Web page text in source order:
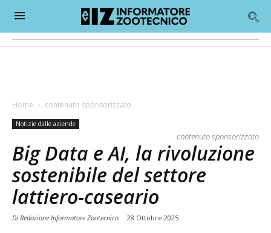
Home contenuto sponsorizzato
Notizie dalle aziende
contenuto sponsorizzato
Big Data e AI, la rivoluzione
sostenibile del settore
lattiero-caseario
Di Redazione Informatore Zootecnico - 28 Ottobre 2025